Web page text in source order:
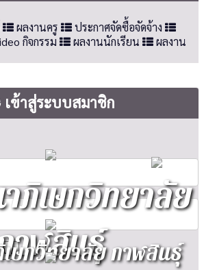
ผลงานครู
ประกาศจัดซื้อจัดจ้าง
กิจกรรม ผลงานนักเรียน
ผลงาน
เข้าสู่ระบบสมาชิก
ภิเษกวิทยาลัย
าฬสินธุ์
ษกวิทยาลัย กาฬสินธุ์